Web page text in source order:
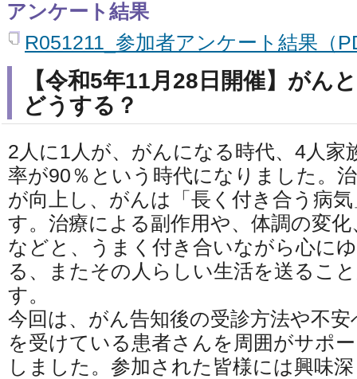
アンケート結果
R051211_参加者アンケート結果（
【令和5年11月28日開催】がん
どうする？
2人に1人が、がんになる時代、4人家
率が90％という時代になりました。
が向上し、がんは「長く付き合う病
す。治療による副作用や、体調の変
などと、うまく付き合いながら心に
る、またその人らしい生活を送るこ
す。
今回は、がん告知後の受診方法や不
を受けている患者さんを周囲がサポ
しました。参加された皆様には興味